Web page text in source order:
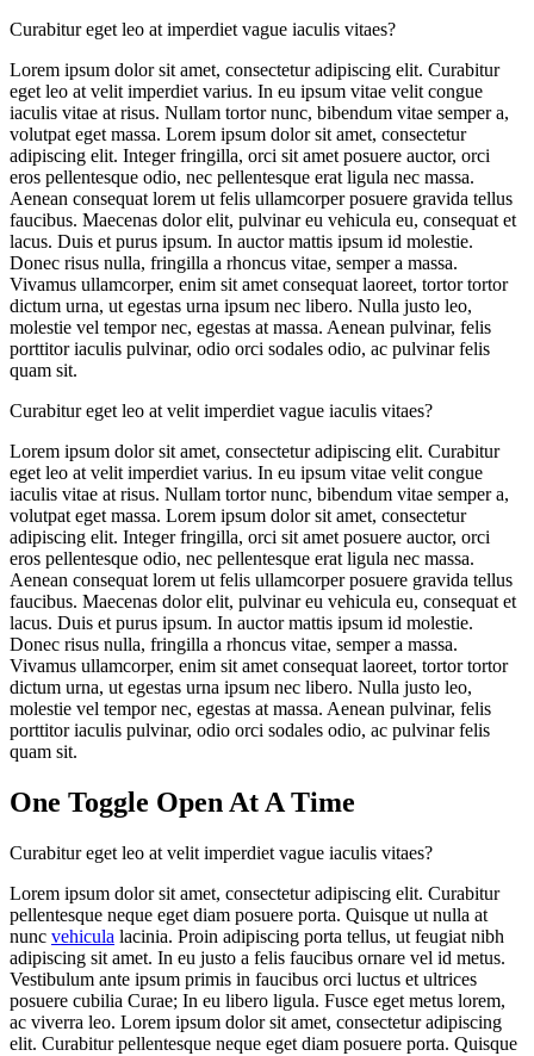
Curabitur eget leo at imperdiet vague iaculis vitaes?
Lorem ipsum dolor sit amet, consectetur adipiscing elit. Curabitur
eget leo at velit imperdiet varius. In eu ipsum vitae velit congue
iaculis vitae at risus. Nullam tortor nunc, bibendum vitae semper a,
volutpat eget massa. Lorem ipsum dolor sit amet, consectetur
adipiscing elit. Integer fringilla, orci sit amet posuere auctor, orci
eros pellentesque odio, nec pellentesque erat ligula nec massa.
Aenean consequat lorem ut felis ullamcorper posuere gravida tellus
faucibus. Maecenas dolor elit, pulvinar eu vehicula eu, consequat et
lacus. Duis et purus ipsum. In auctor mattis ipsum id molestie.
Donec risus nulla, fringilla a rhoncus vitae, semper a massa.
Vivamus ullamcorper, enim sit amet consequat laoreet, tortor tortor
dictum urna, ut egestas urna ipsum nec libero. Nulla justo leo,
molestie vel tempor nec, egestas at massa. Aenean pulvinar, felis
porttitor iaculis pulvinar, odio orci sodales odio, ac pulvinar felis
quam sit.
Curabitur eget leo at velit imperdiet vague iaculis vitaes?
Lorem ipsum dolor sit amet, consectetur adipiscing elit. Curabitur
eget leo at velit imperdiet varius. In eu ipsum vitae velit congue
iaculis vitae at risus. Nullam tortor nunc, bibendum vitae semper a,
volutpat eget massa. Lorem ipsum dolor sit amet, consectetur
adipiscing elit. Integer fringilla, orci sit amet posuere auctor, orci
eros pellentesque odio, nec pellentesque erat ligula nec massa.
Aenean consequat lorem ut felis ullamcorper posuere gravida tellus
faucibus. Maecenas dolor elit, pulvinar eu vehicula eu, consequat et
lacus. Duis et purus ipsum. In auctor mattis ipsum id molestie.
Donec risus nulla, fringilla a rhoncus vitae, semper a massa.
Vivamus ullamcorper, enim sit amet consequat laoreet, tortor tortor
dictum urna, ut egestas urna ipsum nec libero. Nulla justo leo,
molestie vel tempor nec, egestas at massa. Aenean pulvinar, felis
porttitor iaculis pulvinar, odio orci sodales odio, ac pulvinar felis
quam sit.
One Toggle Open At A Time
Curabitur eget leo at velit imperdiet vague iaculis vitaes?
Lorem ipsum dolor sit amet, consectetur adipiscing elit. Curabitur
pellentesque neque eget diam posuere porta. Quisque ut nulla at
nunc vehicula lacinia. Proin adipiscing porta tellus, ut feugiat nibh
adipiscing sit amet. In eu justo a felis faucibus ornare vel id metus.
Vestibulum ante ipsum primis in faucibus orci luctus et ultrices
posuere cubilia Curae; In eu libero ligula. Fusce eget metus lorem,
ac viverra leo. Lorem ipsum dolor sit amet, consectetur adipiscing
elit. Curabitur pellentesque neque eget diam posuere porta. Quisque